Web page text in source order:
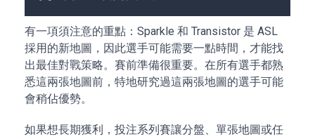
有一項須注意的重點：Sparkle 和 Transistor 是 ASL
採用的新地圖，因此選手可能需要一點時間，才能找
出最佳對戰策略。賽前準備很重要。在所有選手都熟
悉這兩張地圖前，特地研究過這兩張地圖的選手可能
會稍佔優勢。
如果想長期獲利，投注系列賽讓分盤、單張地圖或任